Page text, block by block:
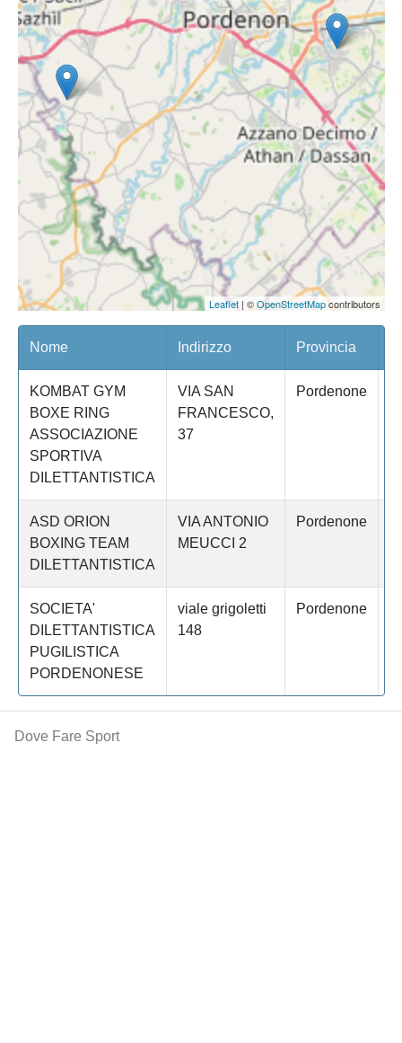
Leaflet| ©OpenStreetMapcontributors
Nome Indirizzo Provincia
KOMBAT GYM
BOXE RING
ASSOCIAZIONE
SPORTIVA
DILETTANTISTICA
VIA SAN
FRANCESCO,
37
Pordenone
ASD ORION
BOXING TEAM
DILETTANTISTICA
VIA ANTONIO
MEUCCI 2
Pordenone
SOCIETA'
DILETTANTISTICA
PUGILISTICA
PORDENONESE
viale grigoletti
148
Pordenone
Dove Fare Sport